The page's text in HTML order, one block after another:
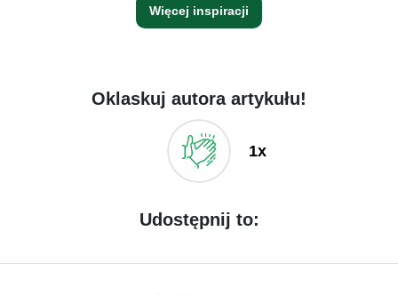
Więcej inspiracji
Oklaskuj autora artykułu!
1x
Udostępnij to: